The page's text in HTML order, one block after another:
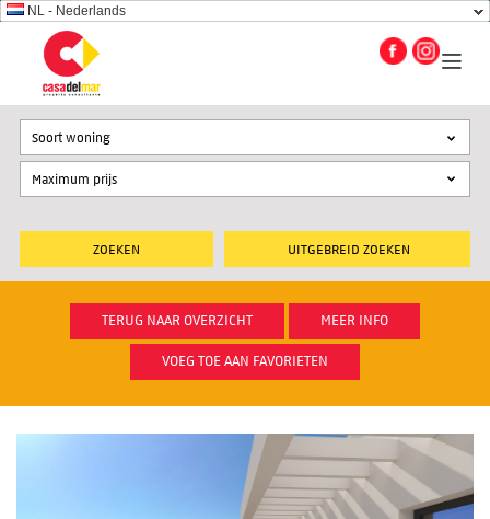
NL - Nederlands
UITGEBREID ZOEKEN
Soort woning
TERUG NAAR OVERZICHT MEER INFO
VOEG TOE AAN FAVORIETEN